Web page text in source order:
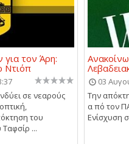
για τον Άρη:
Ντιόπ
σε νεαρούς
του
Ταφσίρ ...
03
Την
α πό τον
Ενίσχυση